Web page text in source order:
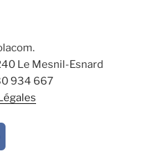
Le Mesnil-Esnard
934 667